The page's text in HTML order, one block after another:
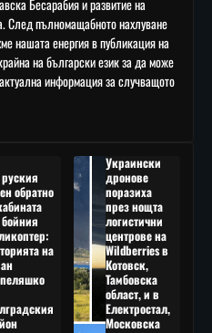
Бесарабия и развитие на
След пълномащабното нахлуване
нашата енергия в публикация на
на български език за да може
информация за случващото
обратно
на
Украински
дронове
поразиха
през нощта
логистични
центрове на
Wildberries в
Котовск,
Тамбовска
област, и в
Електростал,
Московска